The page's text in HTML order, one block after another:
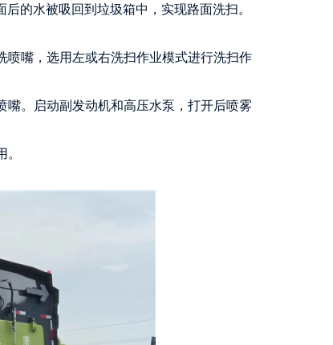
的水被吸回到垃圾箱中，实现路面洗扫。
喷嘴，选用左或右洗扫作业模式进行洗扫作
嘴。启动副发动机和高压水泵，打开后喷雾